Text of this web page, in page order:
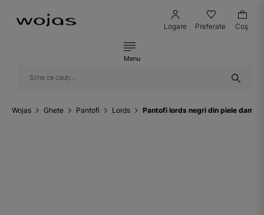
Logare Preferate Coş
Menu
Wojas Ghete Pantofi Lords Pantofi lords negri din piele damă